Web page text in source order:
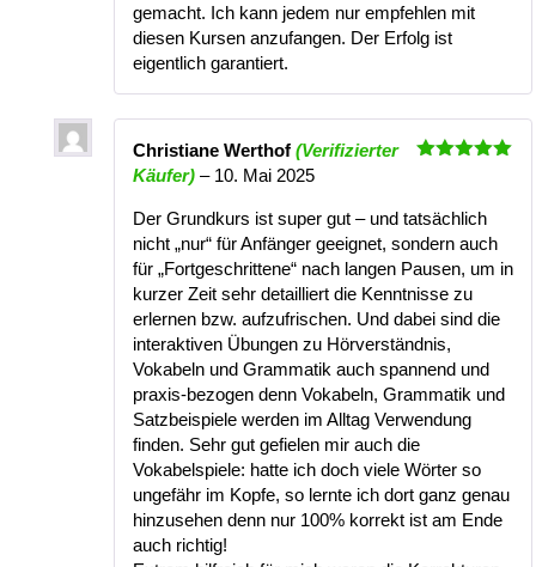
gemacht. Ich kann jedem nur empfehlen mit
diesen Kursen anzufangen. Der Erfolg ist
eigentlich garantiert.
5
Christiane Werthof (Verifizierter
Käufer) – 10. Mai 2025
Der Grundkurs ist super gut – und tatsächlich
nicht „nur“ für Anfänger geeignet, sondern auch
für „Fortgeschrittene“ nach langen Pausen, um in
kurzer Zeit sehr detailliert die Kenntnisse zu
erlernen bzw. aufzufrischen. Und dabei sind die
interaktiven Übungen zu Hörverständnis,
Vokabeln und Grammatik auch spannend und
praxis-bezogen denn Vokabeln, Grammatik und
Satzbeispiele werden im Alltag Verwendung
finden. Sehr gut gefielen mir auch die
Vokabelspiele: hatte ich doch viele Wörter so
ungefähr im Kopfe, so lernte ich dort ganz genau
hinzusehen denn nur 100% korrekt ist am Ende
auch richtig!